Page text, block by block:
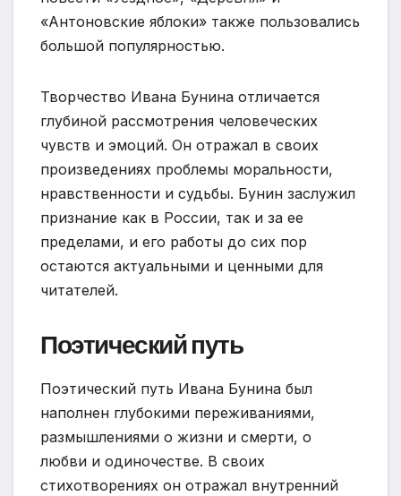
«Антоновские яблоки» также пользовались
большой популярностью.
Творчество Ивана Бунина отличается
глубиной рассмотрения человеческих
чувств и эмоций. Он отражал в своих
произведениях проблемы моральности,
нравственности и судьбы. Бунин заслужил
признание как в России, так и за ее
пределами, и его работы до сих пор
остаются актуальными и ценными для
читателей.
Поэтический путь
Поэтический путь Ивана Бунина был
наполнен глубокими переживаниями,
размышлениями о жизни и смерти, о
любви и одиночестве. В своих
стихотворениях он отражал внутренний